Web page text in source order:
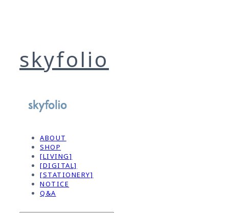
skyfolio
ABOUT
SHOP
[LIVING]
[DIGITAL]
[STATIONERY]
NOTICE
Q&A